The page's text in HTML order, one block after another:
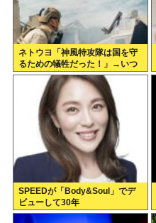
ネトウヨ「神風特攻隊は国を守
るための犠牲だった！」→いつ
から防衛戦争になったんだ？侵
略者だろジャップはwww
SPEEDが「Body&Soul」でデ
ビューして30年